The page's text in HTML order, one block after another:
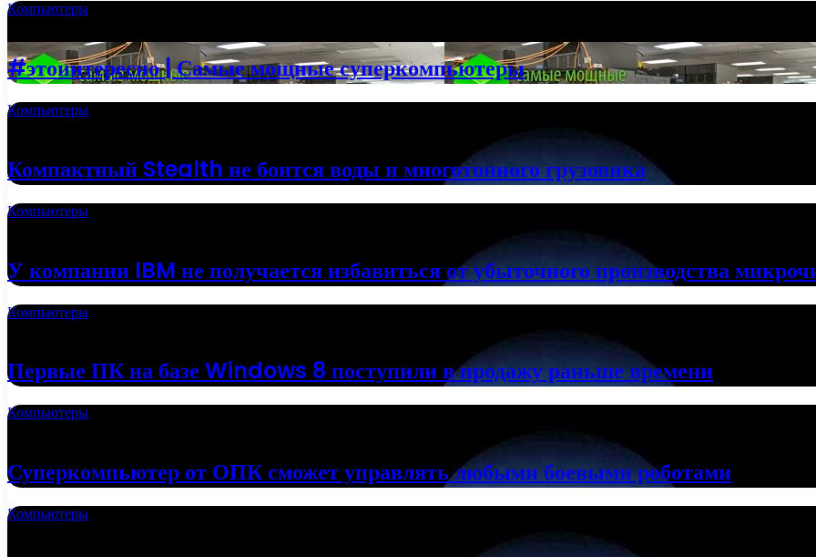
Компьютеры
#этоинтересно | Самые мощные суперкомпьютеры
Компьютеры
Компактный Stealth не боится воды и многотонного грузовика
Компьютеры
У компании IBM не получается избавиться от убыточного производства
Компьютеры
Первые ПК на базе Windows 8 поступили в продажу раньше времени
Компьютеры
Суперкомпьютер от ОПК сможет управлять любыми боевыми роботами
Компьютеры